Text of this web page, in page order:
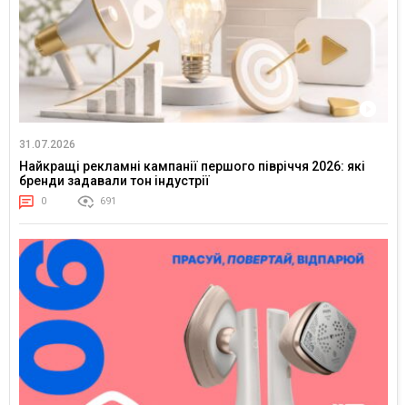
31.07.2026
Найкращі рекламні кампанії першого півріччя 2026: які
бренди задавали тон індустрії
0 691